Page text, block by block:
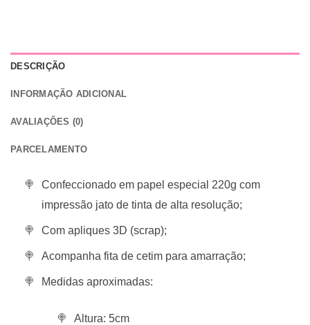
DESCRIÇÃO
INFORMAÇÃO ADICIONAL
AVALIAÇÕES (0)
PARCELAMENTO
Confeccionado em papel especial 220g com
impressão jato de tinta de alta resolução;
Com apliques 3D (scrap);
Acompanha fita de cetim para amarração;
Medidas aproximadas:
Altura: 5cm